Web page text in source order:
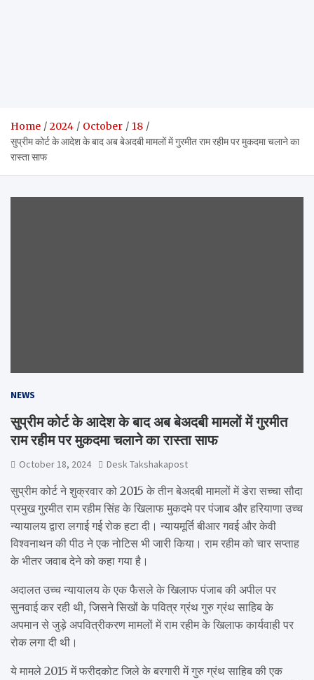
Home 2024 October
18
सुप्रीम कोर्ट के आदेश के बाद अब बेअदबी मामलों में गुरमीत राम रहीम पर मुकदमा चलाने का
रास्ता साफ
NEWS
सुप्रीम कोर्ट के आदेश के बाद अब बेअदबी मामलों में गुरमीत
राम रहीम पर मुकदमा चलाने का रास्ता साफ
October 18, 2024 Desk Takshakapost
सुप्रीम कोर्ट ने शुक्रवार को 2015 के तीन बेअदबी मामलों में डेरा सच्चा सौदा
प्रमुख गुरमीत राम रहीम सिंह के खिलाफ मुकदमे पर पंजाब और हरियाणा उच्च
न्यायालय द्वारा लगाई गई रोक हटा दी। न्यायमूर्ति बीआर गवई और केवी
विश्वनाथन की पीठ ने एक नोटिस भी जारी किया। राम रहीम को चार सप्ताह
के भीतर जवाब देने को कहा गया है।
अदालत उच्च न्यायालय के एक फैसले के खिलाफ पंजाब की अपील पर
सुनवाई कर रही थी, जिसने सिखों के पवित्र ग्रंथ गुरु ग्रंथ साहिब के
अपमान से जुड़े अपवित्रीकरण मामलों में राम रहीम के खिलाफ कार्यवाही पर
रोक लगा दी थी।
ये मामले 2015 में फरीदकोट जिले के बरगारी में गुरु ग्रंथ साहिब की एक